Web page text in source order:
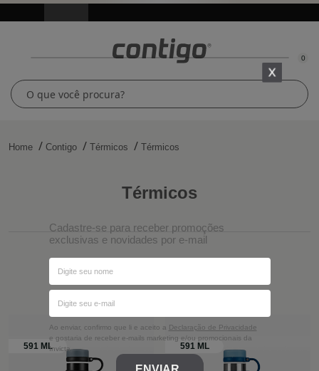
0
Home Contigo Térmicos Térmicos
térmicos
Filtros
Cadastre-se para receber promoções
exclusivas e novidades por e-mail
Ao enviar, confirmo que li e aceito a Declaração de Privacidade
e gostaria de receber e-mails marketing e/ou promocionais da
Invicta